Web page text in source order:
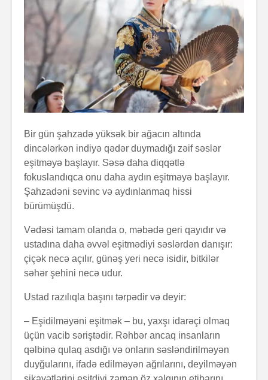
Bir gün şahzadə yüksək bir ağacın altında
dincələrkən indiyə qədər duymadığı zəif səslər
eşitməyə başlayır. Səsə daha diqqətlə
fokuslandıqca onu daha aydın eşitməyə başlayır.
Şahzadəni sevinc və aydınlanmaq hissi
bürümüşdü.
Vədəsi tamam olanda o, məbədə geri qayıdır və
ustadına daha əvvəl eşitmədiyi səslərdən danışır:
çiçək necə açılır, günəş yeri necə isidir, bitkilər
səhər şehini necə udur.
Ustad razılıqla başını tərpədir və deyir:
– Eşidilməyəni eşitmək – bu, yaxşı idarəçi olmaq
üçün vacib səriştədir. Rəhbər ancaq insanların
qəlbinə qulaq asdığı və onların səsləndirilməyən
duyğularını, ifadə edilməyən ağrılarını, deyilməyən
Zalım padşahla
düzdanışan
qocanın hekayəti
Problem nədədir?
Zaman keçir,
Elm